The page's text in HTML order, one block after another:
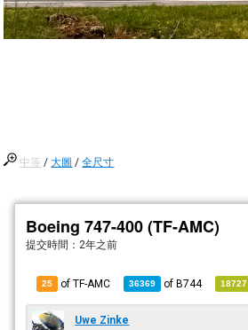
中等 /大圖 /全尺寸
Boeing 747-400 (TF-AMC)
提交時間： 2年之前
25 of TF-AMC 36369 ofB744 18727
Uwe Zinke